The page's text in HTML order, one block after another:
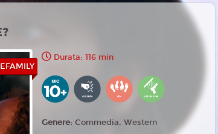
Durata: 116 min
Genere:Commedia, Western